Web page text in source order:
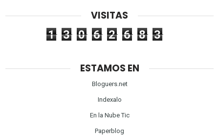
VISITAS
1 3 0 6 2 6 8 3
ESTAMOS EN
Bloguers.net
Indexalo
En la Nube Tic
Paperblog